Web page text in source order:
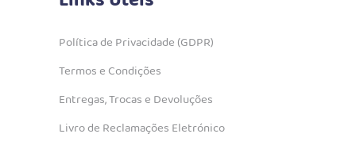
Política de Privacidade (GDPR)
Termos e Condições
Entregas, Trocas e Devoluções
Livro de Reclamações Eletrónico